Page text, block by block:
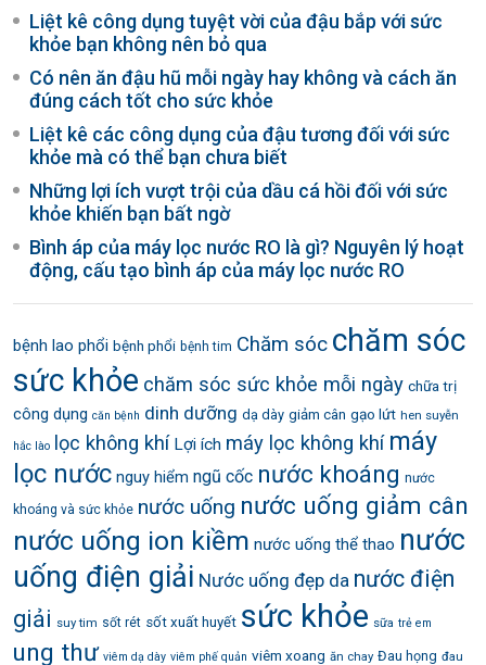
Liệt kê công dụng tuyệt vời của đậu bắp với sức
khỏe bạn không nên bỏ qua
Có nên ăn đậu hũ mỗi ngày hay không và cách ăn
đúng cách tốt cho sức khỏe
Liệt kê các công dụng của đậu tương đối với sức
khỏe mà có thể bạn chưa biết
Những lợi ích vượt trội của dầu cá hồi đối với sức
khỏe khiến bạn bất ngờ
Bình áp của máy lọc nước RO là gì? Nguyên lý hoạt
động, cấu tạo bình áp của máy lọc nước RO
bệnh lao phổi bệnh phổi bệnh tim Chăm sóc chăm sóc
sức khỏe chăm sóc sức khỏe mỗi ngày chữa trị
công dụng căn bệnh dinh dưỡng dạ dày giảm cân gạo lứt hen suyễn
hắc lào lọc không khí Lợi ích máy lọc không khí máy
lọc nước nguy hiểm ngũ cốc nước khoáng nước
khoáng và sức khỏe nước uống nước uống giảm cân
nước uống ion kiềm nước uống thể thao nước
uống điện giải Nước uống đẹp da nước điện
giải suy tim sốt rét sốt xuất huyết sức khỏe sữa trẻ em
ung thư viêm dạ dày viêm phế quản viêm xoang ăn chay Đau họng đau